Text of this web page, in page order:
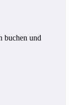
buchen und